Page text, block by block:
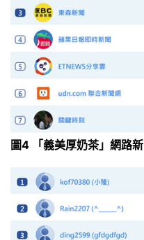
圖4 「義美厚奶茶」網路